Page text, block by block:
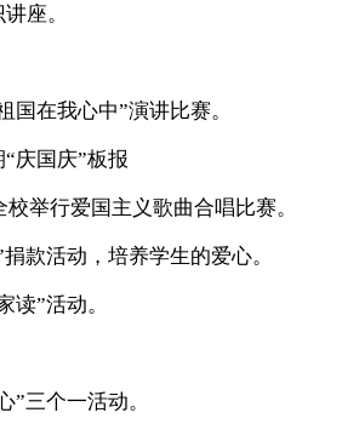
座。
国在我心中”演讲比赛。
庆国庆”板报
举行爱国主义歌曲合唱比赛。
款活动，培养学生的爱心。
读”活动。
”三个一活动。